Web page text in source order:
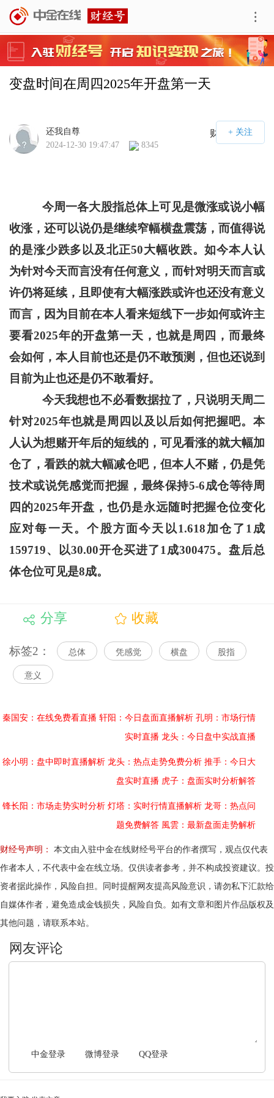
变盘时间在周四2025年开盘第一天
财经号APP
还我自尊
2024-12-30 19:47:47
8345
今周一各大股指总体上可见是微涨或说小幅
收涨，还可以说仍是继续窄幅横盘震荡，而值得说
的是涨少跌多以及北正50大幅收跌。如今本人认
为针对今天而言没有任何意义，而针对明天而言或
许仍将延续，且即使有大幅涨跌或许也还没有意义
而言，因为目前在本人看来短线下一步如何或许主
要看2025年的开盘第一天，也就是周四，而最终
会如何，本人目前也还是仍不敢预测，但也还说到
目前为止也还是仍不敢看好。
今天我想也不必看数据拉了，只说明天周二
针对2025年也就是周四以及以后如何把握吧。本
人认为想赌开年后的短线的，可见看涨的就大幅加
仓了，看跌的就大幅减仓吧，但本人不赌，仍是凭
技术或说凭感觉而把握，最终保持5-6成仓等待周
四的2025年开盘，也仍是永远随时把握仓位变化
应对每一天。个股方面今天以1.618加仓了1成
159719、以30.00开仓买进了1成300475。盘后总
体仓位可见是8成。
分享 收藏
标签2： 总体 凭感觉 横盘 股指
意义
秦国安：在线免费看直播 轩阳：今日盘面直播解析 孔明：市场行情
实时直播 龙头：今日盘中实战直播
徐小明：盘中即时直播解析 龙头：热点走势免费分析 推手：今日大
盘实时直播 虎子：盘面实时分析解答
锋长阳：市场走势实时分析 灯塔：实时行情直播解析 龙哥：热点问
题免费解答 風雲：最新盘面走势解析
财经号声明：
本文由入驻中金在线财经号平台的作者撰写，观点仅代表
作者本人，不代表中金在线立场。仅供读者参考，并不构成投资建议。投
资者据此操作，风险自担。同时提醒网友提高风险意识，请勿私下汇款给
自媒体作者，避免造成金钱损失，风险自负。如有文章和图片作品版权及
其他问题，请联系本站。
中金登录 微博登录 QQ登录